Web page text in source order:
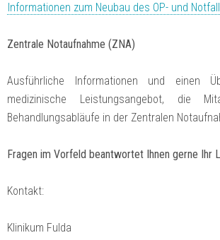
Informationen zum Neubau des OP- und
Zentrale Notaufnahme (ZNA)
Ausführliche Informationen und einen
medizinische Leistungsangebot, die
Behandlungsabläufe in der Zentralen
Fragen im Vorfeld beantwortet Ihnen gerne Ihr
Kontakt:
Klinikum Fulda